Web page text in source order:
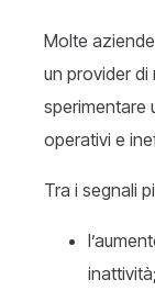
Molte
un provider
sperimentare
operativi e
Tra i segnali
inattività;